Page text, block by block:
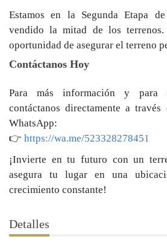
Estamos en la Segunda Etapa
vendido la mitad de los
oportunidad de asegurar el terreno
Contáctanos Hoy
Para más información y para
contáctanos directamente a
WhatsApp:
👉 https://wa.me/523328278451
¡Invierte en tu futuro con un
asegura tu lugar en una
crecimiento constante!
Detalles